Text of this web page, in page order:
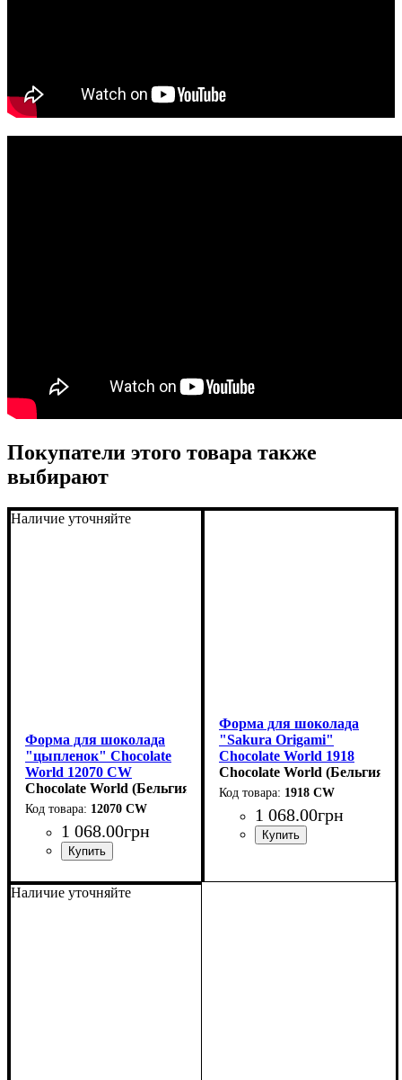
Покупатели этого товара также
выбирают
Наличие уточняйте
Форма для шоколада
"цыпленок" Chocolate
World 12070 CW
(d30мм,h21мм,13гр)
Chocolate World (Бельгия)
12070 CW
1 068.00грн
Форма для шоколада
"Sakura Origami"
Chocolate World 1918
CW (d31мм,h15мм,9.5гр)
Chocolate World (Бельгия)
1918 CW
1 068.00грн
Наличие уточняйте